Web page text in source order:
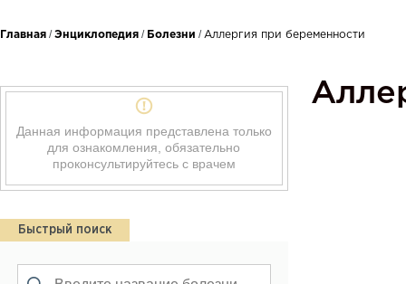
Вы здесь
Главная /Энциклопедия / Болезни / Аллергия при беременности
Данная информация представлена только
для ознакомления, обязательно
проконсультируйтесь с врачем
Быстрый поиск